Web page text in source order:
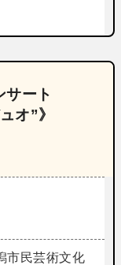
サート
オ”》
市民芸術文化